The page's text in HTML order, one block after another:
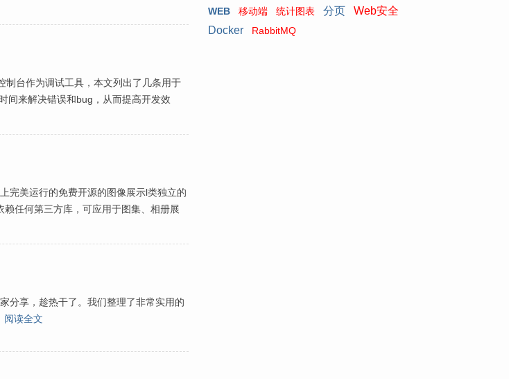
台作为调试工具，本文列出了几条用于
间来解决错误和bug，从而提高开发效
完美运行的免费开源的图像展示l类独立的
任何第三方库，可应用于图集、相册展
分享，趁热干了。我们整理了非常实用的
阅读全文
WEB
移动端 统计图表 分页
Web安全
Docker
RabbitMQ